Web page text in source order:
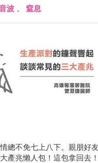
波 、 窒息
總不免七上八下。親朋好
產兆懶人包！這包拿回去